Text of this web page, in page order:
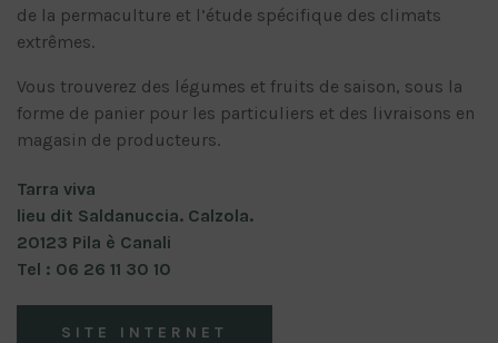
de la permaculture et l’étude spécifique des climats
extrêmes.
Vous trouverez des légumes et fruits de saison, sous la
forme de panier pour les particuliers et des livraisons en
magasin de producteurs.
Tarra viva
lieu dit Saldanuccia. Calzola.
20123 Pila è Canali
Tel : 06 26 11 30 10
SITE INTERNET